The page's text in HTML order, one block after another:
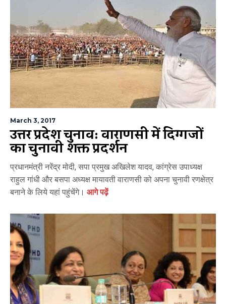
March 3, 2017
उत्तर प्रदेश चुनाव: वाराणसी में दिग्गजों
का चुनावी शक्ति प्रदर्शन
प्रधानमंत्री नरेंद्र मोदी, सपा प्रमुख अखिलेश यादव, कांग्रेस उपाध्‍यक्ष
राहुल गांधी और बसपा अध्यक्ष मायावती वाराणसी को अपना चुनावी रणक्षेत्र
बनाने के लिये यहां पहुंचेंगे। आगे पढ़ें